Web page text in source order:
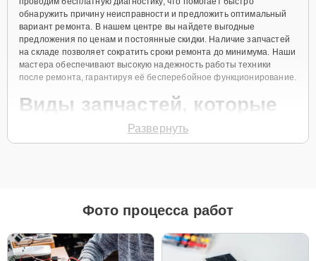
обнаружить причину неисправности и предложить оптимальный
вариант ремонта. В нашем центре вы найдете выгодные
предложения по ценам и постоянные скидки. Наличие запчастей
на складе позволяет сократить сроки ремонта до минимума. Наши
мастера обеспечивают высокую надежность работы техники
после ремонта, гарантируя её бесперебойное функционирование.
Виды запчастей, которые
мы используем
Как выбрать подходящие запчасти:
Если ваше устройство планируется использовать
длительное время, оригинальные запчасти — это
Развернуть
Фото процесса работ